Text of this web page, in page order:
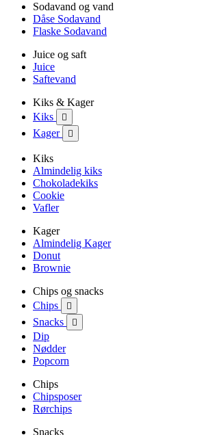
Sodavand og vand
Dåse Sodavand
Flaske Sodavand
Juice og saft
Juice
Saftevand
Kiks & Kager
Kiks

Kager 
Kiks
Almindelig kiks
Chokoladekiks
Cookie
Vafler
Kager
Almindelig Kager
Donut
Brownie
Chips og snacks
Chips

Snacks 
Dip
Nødder
Popcorn
Chips
Chipsposer
Rørchips
Snacks